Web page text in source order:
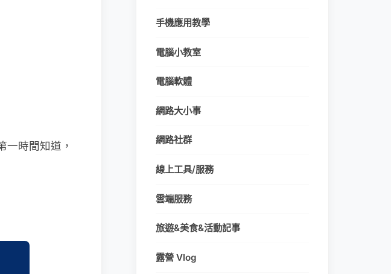
時間知道，
手機應用教學
電腦小教室
電腦軟體
網路大小事
網路社群
線上工具/服務
雲端服務
旅遊&美食&活動記事
露營 Vlog